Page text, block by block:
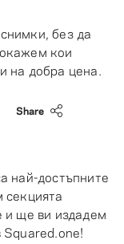
без да
кои
на добра цена.
Share
най-достъпните
и ще ви издадем
Squared.one!